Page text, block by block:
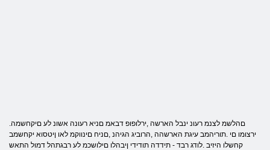
.םהלשמ לצנמ רעונ ינבל הארשה ,ירלופופ דבאמ םניא רעונה אשונ לע םיקחשמה
ירצומו םי .תוריהמב עיגת הארשהה ,הרוביג הגיהנ ,םניח םינווקמ לאו ןיטסוא יקחשמב
קחשלו היזיב .לודג רבד - תידדה תודידי ןיבהלו םילושכמ לע רבגתהל דמול התאש